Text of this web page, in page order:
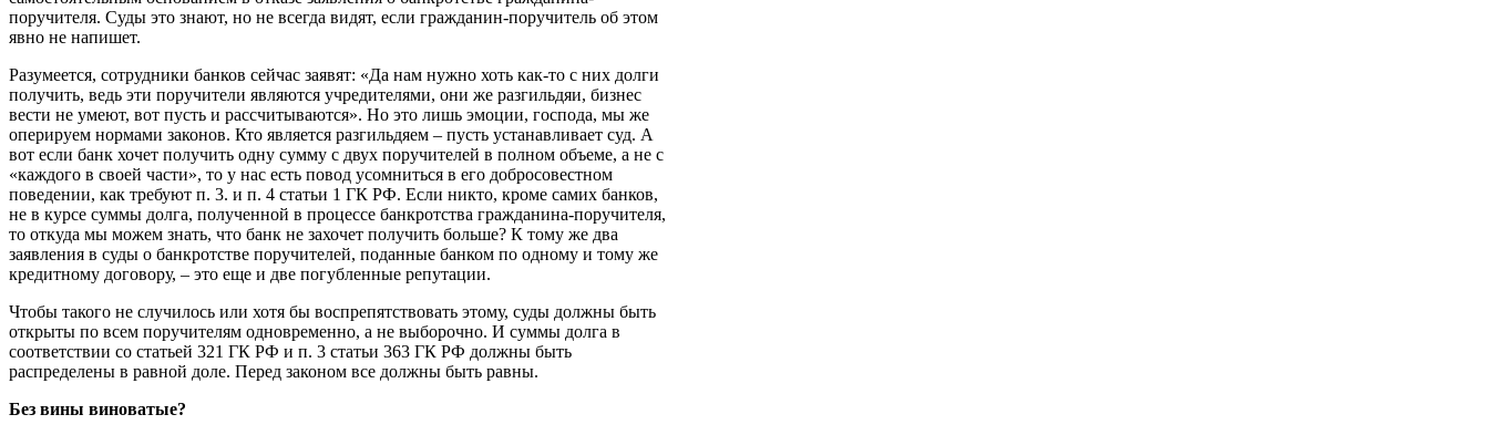
поручителя. Суды это знают, но не всегда видят, если гражданин-поручитель об этом
явно не напишет.
Разумеется, сотрудники банков сейчас заявят: «Да нам нужно хоть как-то с них долги
получить, ведь эти поручители являются учредителями, они же разгильдяи, бизнес
вести не умеют, вот пусть и рассчитываются». Но это лишь эмоции, господа, мы же
оперируем нормами законов. Кто является разгильдяем – пусть устанавливает суд. А
вот если банк хочет получить одну сумму с двух поручителей в полном объеме, а не с
«каждого в своей части», то у нас есть повод усомниться в его добросовестном
поведении, как требуют п. 3. и п. 4 статьи 1 ГК РФ. Если никто, кроме самих банков,
не в курсе суммы долга, полученной в процессе банкротства гражданина-поручителя,
то откуда мы можем знать, что банк не захочет получить больше? К тому же два
заявления в суды о банкротстве поручителей, поданные банком по одному и тому же
кредитному договору, – это еще и две погубленные репутации.
Чтобы такого не случилось или хотя бы воспрепятствовать этому, суды должны быть
открыты по всем поручителям одновременно, а не выборочно. И суммы долга в
соответствии со статьей 321 ГК РФ и п. 3 статьи 363 ГК РФ должны быть
распределены в равной доле. Перед законом все должны быть равны.
Без вины виноватые?